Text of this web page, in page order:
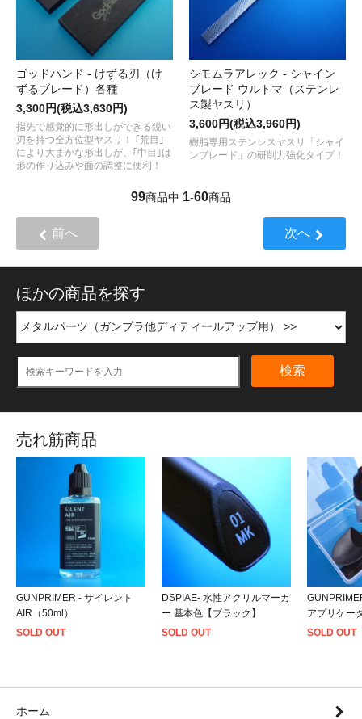
ゴッドハンド - けずる刃（け
ずるブレード）各種
3,300円(税込3,630円)
指先で感覚的に形出しができる鋭い
刃を持つ全方位型ヤスリ！ ｢荒目｣
により大まかな形出しが、｢中目｣は
形の作り込みや面の調整に便利！
シモムラアレック - シャイン
ブレード ウルトマ（ステンレ
ス製ヤスリ）
3,600円(税込3,960円)
樹脂専用ステンレスヤスリ「シャイ
ンブレード」の研削力強化タイプ！
99商品中 1-60商品
前へ 次へ
ほかの商品を探す
検索
売れ筋商品
GUNPRIMER - サイレント
AIR（50ml）
SOLD OUT
DSPIAE- 水性アクリルマーカ
ー 基本色【ブラック】
SOLD OUT
アプリケー
SOLD OUT
ホーム